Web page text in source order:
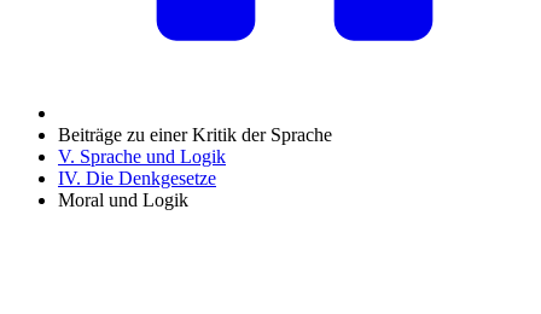
Beiträge zu einer Kritik der Sprache
V. Sprache und Logik
IV. Die Denkgesetze
Moral und Logik